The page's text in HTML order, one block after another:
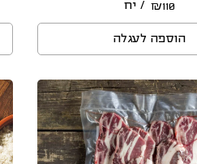
₪110 / יח
הוספה לעגלה